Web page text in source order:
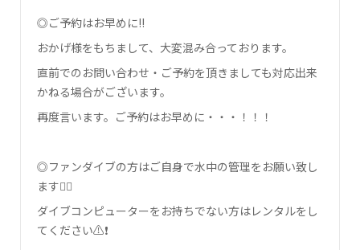
◎ご予約はお早めに!!
おかげ様をもちまして、大変混み合っております。
直前でのお問い合わせ・ご予約を頂きましても対応出来
かねる場合がございます。
再度言います。ご予約はお早めに・・・！！！
◎ファンダイブの方はご自身で水中の管理をお願い致し
ます🙇‍♀️
ダイブコンピューターをお持ちでない方はレンタルをし
てください⚠❗